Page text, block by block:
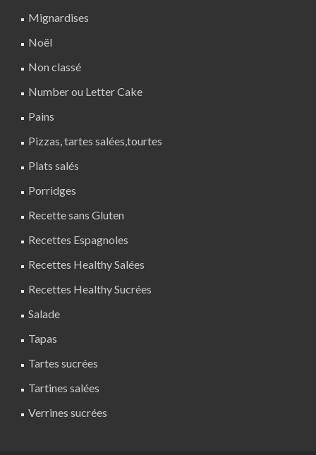
Mignardises
Noël
Non classé
Number ou Letter Cake
Pains
Pizzas, tartes salées,tourtes
Plats salés
Porridges
Recette sans Gluten
Recettes Espagnoles
Recettes Healthy Salées
Recettes Healthy Sucrées
Salade
Tapas
Tartes sucrées
Tartines salées
Verrines sucrées